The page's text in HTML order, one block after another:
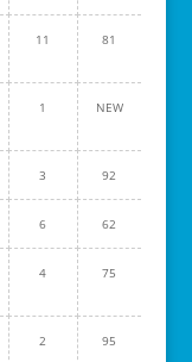
11 81
1 NEW
3 92
6 62
4 75
2 95